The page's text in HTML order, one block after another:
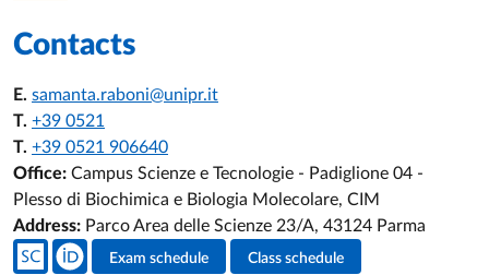
Contacts
E. samanta.raboni@unipr.it
T. +39 0521
T. +39 0521 906640
Office: Campus Scienze e Tecnologie - Padiglione 04 -
Plesso di Biochimica e Biologia Molecolare, CIM
Address: Parco Area delle Scienze 23/A, 43124 Parma
Teacher's social media
Exam schedule Class schedule